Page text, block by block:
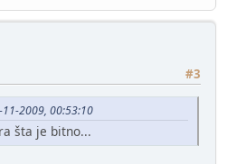
#3
2009, 00:53:10
šta je bitno...